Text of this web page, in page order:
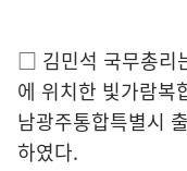
□ 김민석 국무총리
에 위치한 빛가람복
남광주통합특별시
하였다.